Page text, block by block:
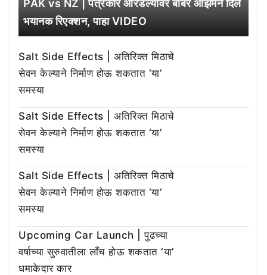
PAK vs NZ | पत्रकार ओरडल्यावर बाबर आझमने दिले
भयानक रिएक्शन, पाहा VIDEO
Salt Side Effects | अतिरिक्त मिठाचे
सेवन केल्याने निर्माण होऊ शकतात ‘या’
समस्या
Salt Side Effects | अतिरिक्त मिठाचे
सेवन केल्याने निर्माण होऊ शकतात ‘या’
समस्या
Salt Side Effects | अतिरिक्त मिठाचे
सेवन केल्याने निर्माण होऊ शकतात ‘या’
समस्या
Upcoming Car Launch | पुढच्या
वर्षाच्या सुरुवातीला लाँच होऊ शकतात ‘या’
धमाकेदार कार